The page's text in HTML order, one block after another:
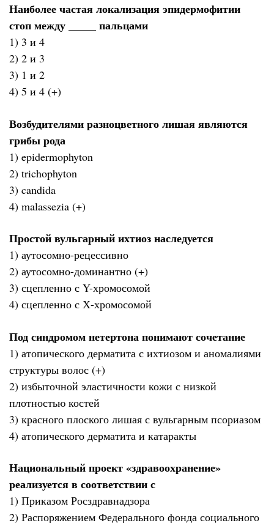
Наиболее частая локализация эпидермофитии
стоп между _____ пальцами
1) 3 и 4
2) 2 и 3
3) 1 и 2
4) 5 и 4 (+)
Возбудителями разноцветного лишая являются
грибы рода
1) epidermophyton
2) trichophyton
3) candida
4) malassezia (+)
Простой вульгарный ихтиоз наследуется
1) аутосомно-рецессивно
2) аутосомно-доминантно (+)
3) сцепленно с Y-хромосомой
4) сцепленно с Х-хромосомой
Под синдромом нетертона понимают сочетание
1) атопического дерматита с ихтиозом и аномалиями
структуры волос (+)
2) избыточной эластичности кожи с низкой
плотностью костей
3) красного плоского лишая с вульгарным псориазом
4) атопического дерматита и катаракты
Национальный проект «здравоохранение»
реализуется в соответствии с
1) Приказом Росздравнадзора
2) Распоряжением Федерального фонда социального